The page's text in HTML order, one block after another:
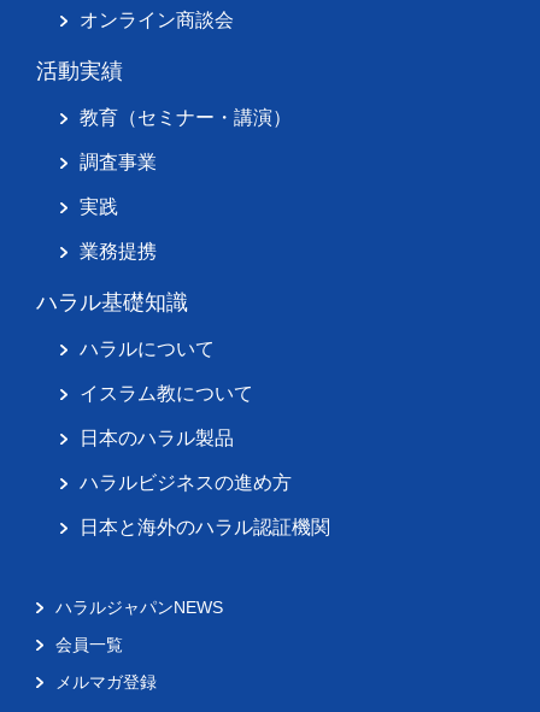
オンライン商談会
活動実績
教育（セミナー・講演）
調査事業
実践
業務提携
ハラル基礎知識
ハラルについて
イスラム教について
日本のハラル製品
ハラルビジネスの進め方
日本と海外のハラル認証機関
ハラルジャパンNEWS
会員一覧
メルマガ登録